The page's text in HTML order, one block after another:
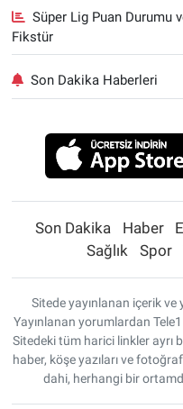
Süper Lig Puan Durumu
Fikstür
Son Dakika Haberleri
Son Dakika Haber
Sağlık
Spor
Sitede yayınlanan içerik
Yayınlanan yorumlardan
Sitedeki tüm harici linkler ayrı
haber, köşe yazıları ve
dahi, herhangi bir